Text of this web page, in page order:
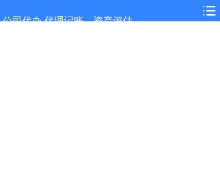
公司代办,代理记账，资产评估
网站首页